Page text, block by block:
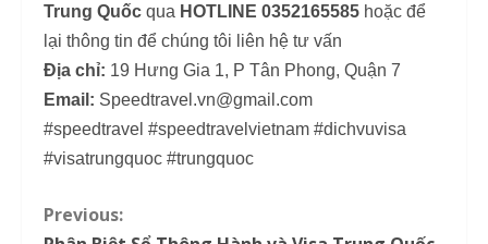
Trung Quốc qua HOTLINE 0352165585 hoặc để
lại thông tin để chúng tôi liên hệ tư vấn
Địa chỉ: 19 Hưng Gia 1, P Tân Phong, Quận 7
Email: Speedtravel.vn@gmail.com
#speedtravel #speedtravelvietnam #dichvuvisa
#visatrungquoc #trungquoc
C
Previous: